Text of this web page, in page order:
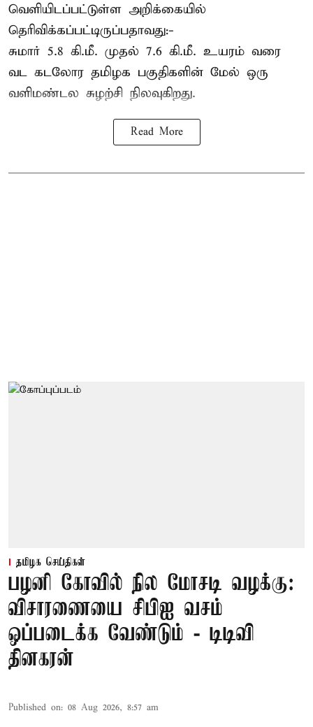
வெளியிடப்பட்டுள்ள அறிக்கையில்
தெரிவிக்கப்பட்டிருப்பதாவது:-
சுமார் 5.8 கி.மீ. முதல் 7.6 கி.மீ. உயரம் வரை
வட கடலோர தமிழக பகுதிகளின் மேல் ஒரு
வளிமண்டல சுழற்சி நிலவுகிறது.
Read More
தமிழக செய்திகள்
பழனி கோவில் நில மோசடி வழக்கு:
விசாரணையை சிபிஐ வசம்
ஒப்படைக்க வேண்டும் - டிடிவி
தினகரன்
Published on: 08 Aug 2026, 8:57 am